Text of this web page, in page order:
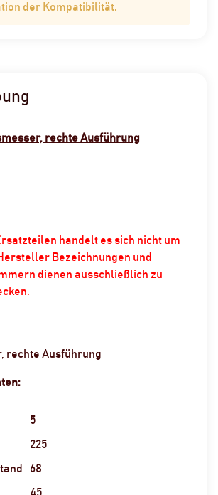
der Kompatibilität.
rechte Ausführung
handelt es sich nicht um
Bezeichnungen und
dienen ausschließlich zu
rechte Ausführung
5
225
68
45